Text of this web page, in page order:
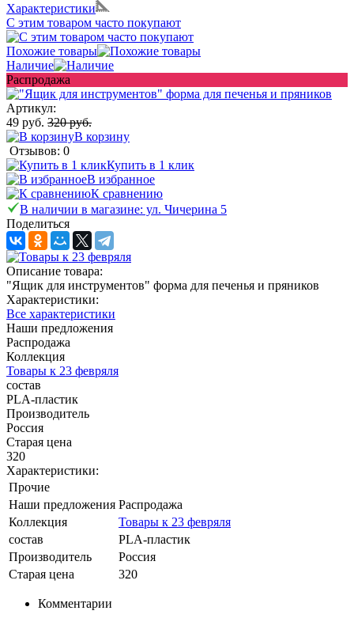
Характеристики
С этим товаром часто покупают
Похожие товары
Наличие
Распродажа
Артикул:
49 руб. 320 руб.
В корзину
Отзывов: 0
Купить в 1 клик
В избранное
К сравнению
В наличии в магазине: ул. Чичерина 5
Поделиться
Описание товара:
"Ящик для инструментов" форма для печенья и пряников
Характеристики:
Все характеристики
Наши предложения
Распродажа
Коллекция
Товары к 23 февряля
состав
PLA-пластик
Производитель
Россия
Старая цена
320
Характеристики:
Прочие
Наши предложения Распродажа
Коллекция
Товары к 23 февряля
состав
PLA-пластик
Производитель
Россия
Старая цена
320
Комментарии